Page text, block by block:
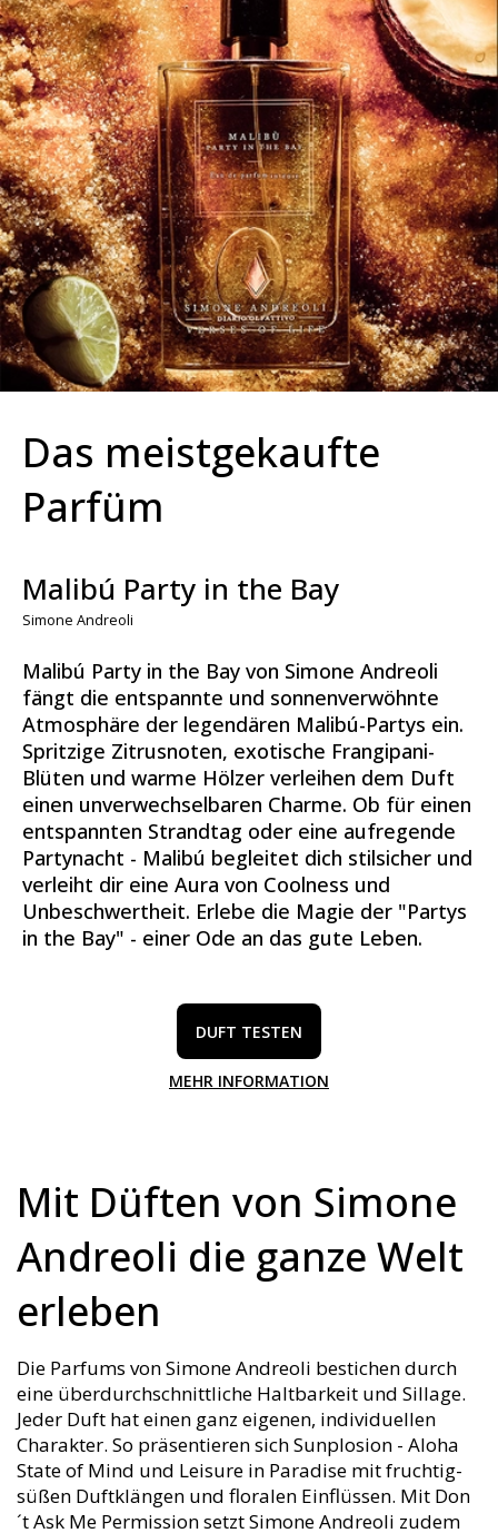
Das meistgekaufte
Parfüm
Malibú Party in the Bay
Simone Andreoli
Malibú Party in the Bay von Simone Andreoli
fängt die entspannte und sonnenverwöhnte
Atmosphäre der legendären Malibú-Partys ein.
Spritzige Zitrusnoten, exotische Frangipani-
Blüten und warme Hölzer verleihen dem Duft
einen unverwechselbaren Charme. Ob für einen
entspannten Strandtag oder eine aufregende
Partynacht - Malibú begleitet dich stilsicher und
verleiht dir eine Aura von Coolness und
Unbeschwertheit. Erlebe die Magie der "Partys
in the Bay" - einer Ode an das gute Leben.
DUFT TESTEN
MEHR INFORMATION
Mit Düften von Simone
Andreoli die ganze Welt
erleben
Die Parfums von Simone Andreoli bestichen durch
eine überdurchschnittliche Haltbarkeit und Sillage.
Jeder Duft hat einen ganz eigenen, individuellen
Charakter. So präsentieren sich Sunplosion - Aloha
State of Mind und Leisure in Paradise mit fruchtig-
süßen Duftklängen und floralen Einflüssen. Mit Don
´t Ask Me Permission setzt Simone Andreoli zudem